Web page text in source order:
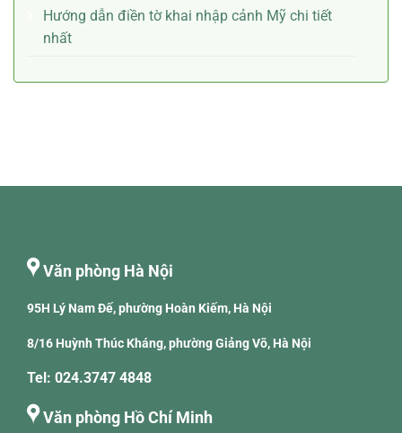
Hướng dẫn điền tờ khai nhập cảnh Mỹ chi tiết
nhất
Văn phòng Hà Nội
95H Lý Nam Đế, phường Hoàn Kiếm, Hà Nội
8/16 Huỳnh Thúc Kháng, phường Giảng Võ, Hà Nội
Tel: 024.3747 4848
Văn phòng Hồ Chí Minh